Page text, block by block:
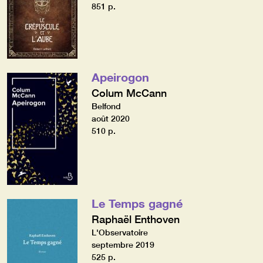
851 p.
Apeirogon
Colum McCann
Belfond
août 2020
510 p.
Le Temps gagné
Raphaël Enthoven
L'Observatoire
septembre 2019
525 p.